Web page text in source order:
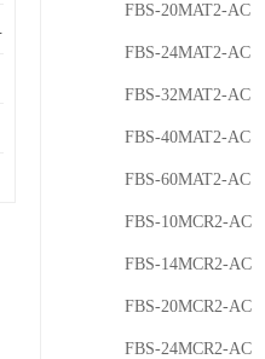
销售
FBS-20MAT2-AC
FBS-24MAT2-AC
FBS-32MAT2-AC
FBS-40MAT2-AC
FBS-60MAT2-AC
FBS-10MCR2-AC
FBS-14MCR2-AC
FBS-20MCR2-AC
FBS-24MCR2-AC